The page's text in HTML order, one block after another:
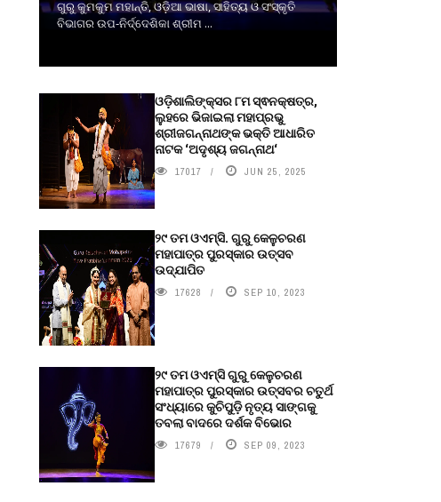
ଗୁରୁ କୁମକୁମ ମହାନ୍ତି, ଓଡ଼ିଆ ଭାଷା, ସାହିତ୍ୟ ଓ ସଂସ୍କୃତି
ବିଭାଗର ଉପ-ନିର୍ଦ୍ଦେଶିକା ଶ୍ରୀମ ...
ଓଡ଼ିଶାଲିଙ୍କ୍ସର ୮ମ ସ୍ଵନକ୍ଷତ୍ର,
ଲୁହରେ ଭିଜାଇଲା ମହାପ୍ରଭୁ
ଶ୍ରୀଜଗନ୍ନାଥଙ୍କ ଭକ୍ତି ଆଧାରିତ
ନାଟକ ‘ଅଦୃଶ୍ୟ ଜଗନ୍ନାଥ‘
17017 JUN 25, 2025
୨୯ ତମ ଓଏମ୍‌ସି. ଗୁରୁ କେଳୁଚରଣ
ମହାପାତ୍ର ପୁରସ୍କାର ଉତ୍ସବ
ଉଦ୍‍ଯାପିତ
17628 SEP 10, 2023
୨୯ ତମ ଓଏମ୍‌ସି ଗୁରୁ କେଳୁଚରଣ
ମହାପାତ୍ର ପୁରସ୍କାର ଉତ୍ସବର ଚତୁର୍ଥ
ସଂଧ୍ୟାରେ କୁଚିପୁଡ଼ି ନୃତ୍ୟ ସାଙ୍ଗକୁ
ତବଲା ବାଦରେ ଦର୍ଶକ ବିଭୋର
17679 SEP 09, 2023